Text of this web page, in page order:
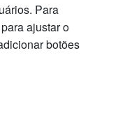
Para
ajustar o
botões